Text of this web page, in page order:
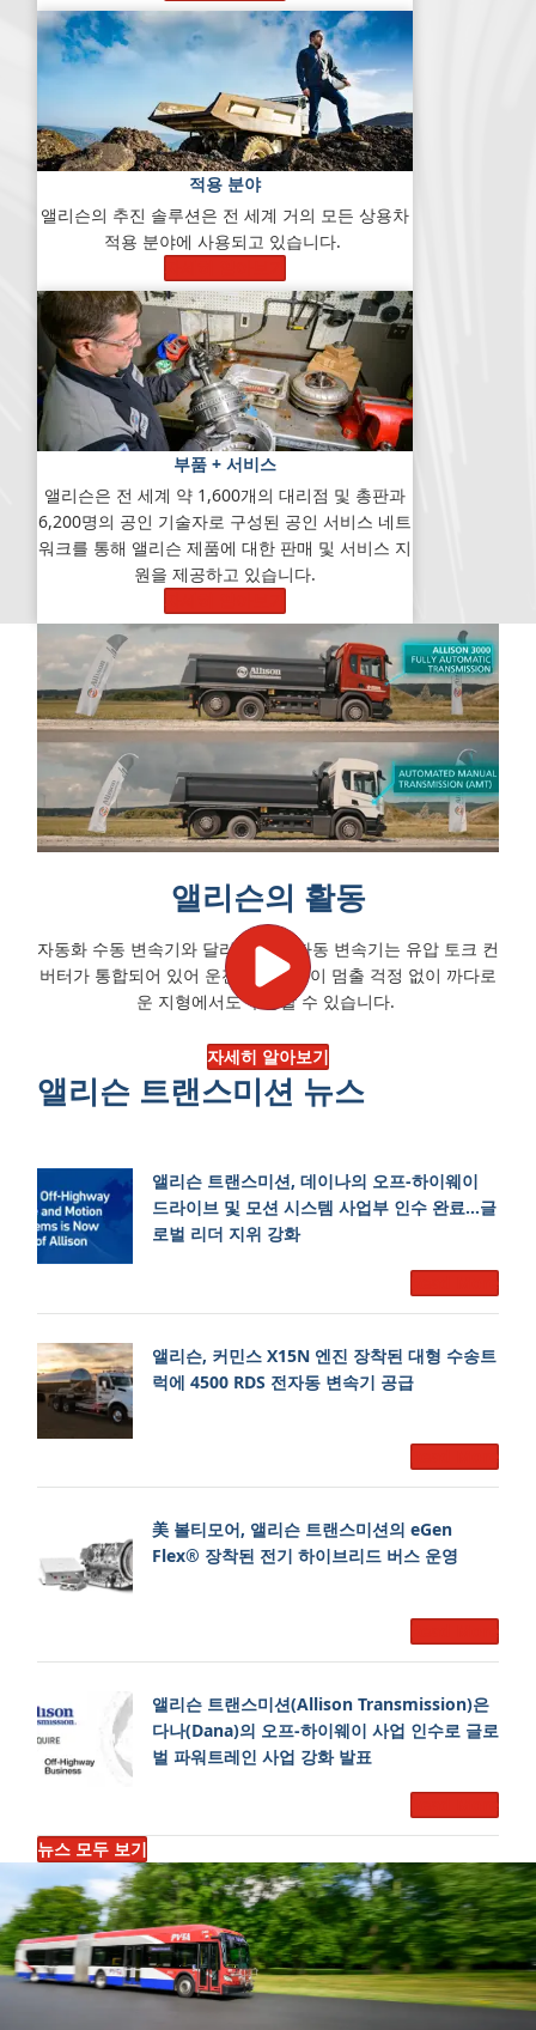
적용 분야
앨리슨의 추진 솔루션은 전 세계 거의 모든 상용차
적용 분야에 사용되고 있습니다.
부품 + 서비스
앨리슨은 전 세계 약 1,600개의 대리점 및 총판과
6,200명의 공인 기술자로 구성된 공인 서비스 네트
워크를 통해 앨리슨 제품에 대한 판매 및 서비스 지
원을 제공하고 있습니다.
앨리슨의 활동
자동화 수동 변속기와 달리 앨리슨 자동 변속기는 유압 토크 컨
버터가 통합되어 있어 운전자가 차량이 멈출 걱정 없이 까다로
운 지형에서도 주행할 수 있습니다.
자세히 알아보기
앨리슨 트랜스미션 뉴스
앨리슨 트랜스미션, 데이나의 오프-하이웨이
드라이브 및 모션 시스템 사업부 인수 완료…글
로벌 리더 지위 강화
Read More
앨리슨, 커민스 X15N 엔진 장착된 대형 수송트
럭에 4500 RDS 전자동 변속기 공급
Read More
美 볼티모어, 앨리슨 트랜스미션의 eGen
Flex® 장착된 전기 하이브리드 버스 운영
Read More
앨리슨 트랜스미션(Allison Transmission)은
다나(Dana)의 오프-하이웨이 사업 인수로 글로
벌 파워트레인 사업 강화 발표
Read More
뉴스 모두 보기